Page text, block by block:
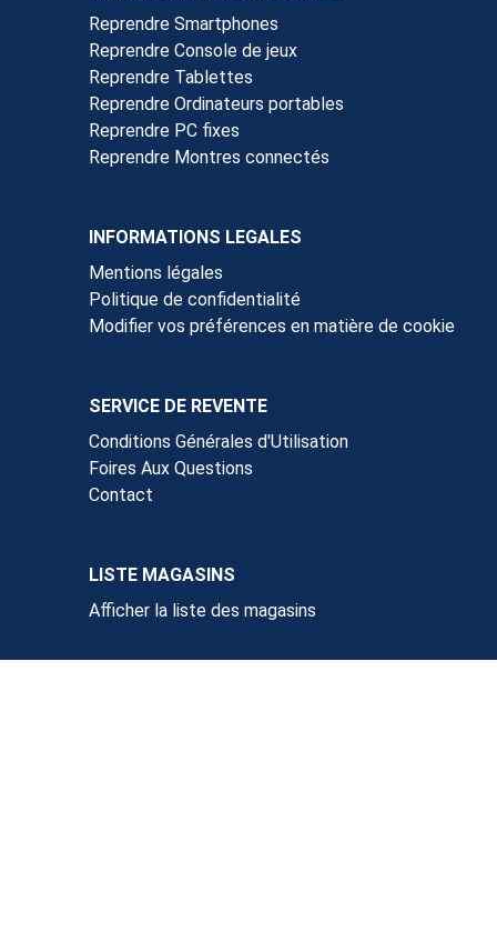
Reprendre Smartphones
Reprendre Console de jeux
Reprendre Tablettes
Reprendre Ordinateurs portables
Reprendre PC fixes
Reprendre Montres connectés
INFORMATIONS LEGALES
Mentions légales
Politique de confidentialité
Modifier vos préférences en matière de cookie
SERVICE DE REVENTE
Conditions Générales d'Utilisation
Foires Aux Questions
Contact
LISTE MAGASINS
Afficher la liste des magasins